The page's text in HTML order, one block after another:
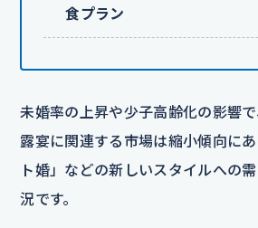
食プラン
未婚率の上昇や少子高齢化の影響
露宴に関連する市場は縮小傾向に
ト婚」などの新しいスタイルへの
況です。